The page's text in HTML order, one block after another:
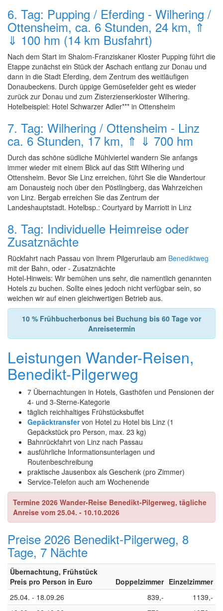
6. Tag: Pupping / Eferding - Wilhering /
Ottensheim, ca. 6 Stunden, 24 km, ⇑
⇓ 100 hm (14 km Busfahrt)
Nach dem Start im Shalom-Franziskaner Kloster Pupping führt die
Etappe zunächst ein Stück der Aschach entlang zur Donau und
dann in die Stadt Eferding, dem Zentrum des weitläufigen
Donaubeckens. Durch üppige Gemüsefelder geht es wieder
zurück zur Donau und zum Zisterzienserkloster Wilhering.
Hotelbeispiel: Hotel Schwarzer Adler*** in Ottensheim
7. Tag: Wilhering / Ottensheim - Linz
ca. 6 Stunden, 17 km, ⇑ ⇓ 700 hm
Durch das schöne südliche Mühlviertel wandern Sie anfangs
immer wieder mit einem Blick auf das Stift Wilhering und
Ottensheim. Bevor Sie Linz erreichen, führt Sie die Wandertour
am Donausteig noch über den Pöstlingberg, das Wahrzeichen
von Linz. Bergab erreichen Sie das Zentrum der
Landeshauptstadt. Hotelbsp.: Courtyard by Marriott in Linz
8. Tag: Individuelle Heimreise oder
Zusatznächte
Rückfahrt nach Passau von Ihrem Pilgerurlaub am Benediktweg
mit der Bahn, oder - Zusatznächte
Hotel-Hinweis: Wir bemühen uns sehr, die namentlich genannten
Hotels zu buchen. Sollte eines jedoch nicht verfügbar sein, so
weichen wir auf einen gleichwertigen Betrieb aus.
10 % Frühbucherbonus bei Buchung bis 60 Tage vor
Anreisetermin
Leistungen Wander-Reisen,
Benedikt-Pilgerweg
7 Übernachtungen in Hotels, Gasthöfen und Pensionen der
4- und 3-Sterne-Kategorie
täglich reichhaltiges Frühstücksbuffet
Gepäcktransfer von Hotel zu Hotel bis Linz (1
Gepäckstück pro Person, max. 23 kg)
Bahnrückfahrt von Linz nach Passau
ausführliche Informationsunterlagen und
Routenbeschreibung
praktische Jausenbox als Geschenk (pro Zimmer)
Service-Telefon auch am Wochenende
Termine 2026 Wander-Reise Benedikt-Pilgerweg, tägliche
Anreise vom 25.04. - 10.10.2026
Preise 2026 Benedikt-Pilgerweg, 8
Tage, 7 Nächte
Übernachtung, Frühstück
Preis pro Person in Euro
Doppelzimmer Einzelzimmer
25.04. - 18.09.26
839,-
1139,-